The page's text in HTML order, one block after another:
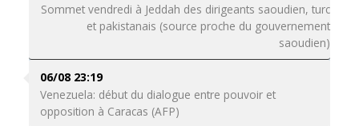
Sommet vendredi à Jeddah des dirigeants saoudien, turc
et pakistanais (source proche du gouvernement
saoudien)
06/08 23:19
Venezuela: début du dialogue entre pouvoir et
opposition à Caracas (AFP)